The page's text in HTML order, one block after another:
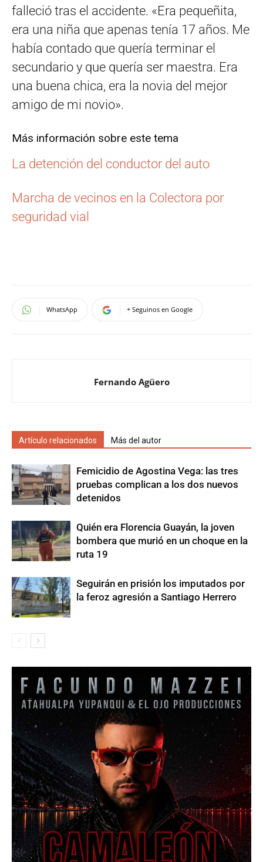
falleció tras el accidente. «Era pequeñita,
era una niña que apenas tenía 17 años. Me
había contado que quería terminar el
secundario y que quería ser maestra. Era
una buena chica, era la novia del mejor
amigo de mi novio».
Más información sobre este tema
La detención del conductor del auto
Marcha de vecinos en la Colectora por
seguridad vial
WhatsApp + Seguinos en Google
Fernando Agüero
Artículo relacionados Más del autor
Femicidio de Agostina Vega: las tres
pruebas complican a los dos nuevos
detenidos
Quién era Florencia Guayán, la joven
bombera que murió en un choque en la
ruta 19
Seguirán en prisión los imputados por
la feroz agresión a Santiago Herrero